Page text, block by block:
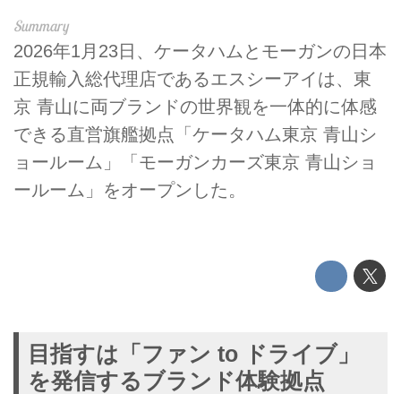
2026年1月23日、ケータハムとモーガンの日本
正規輸入総代理店であるエスシーアイは、東
京 青山に両ブランドの世界観を一体的に体感
できる直営旗艦拠点「ケータハム東京 青山シ
ョールーム」「モーガンカーズ東京 青山ショ
ールーム」をオープンした。
目指すは「ファン to ドライブ」
を発信するブランド体験拠点